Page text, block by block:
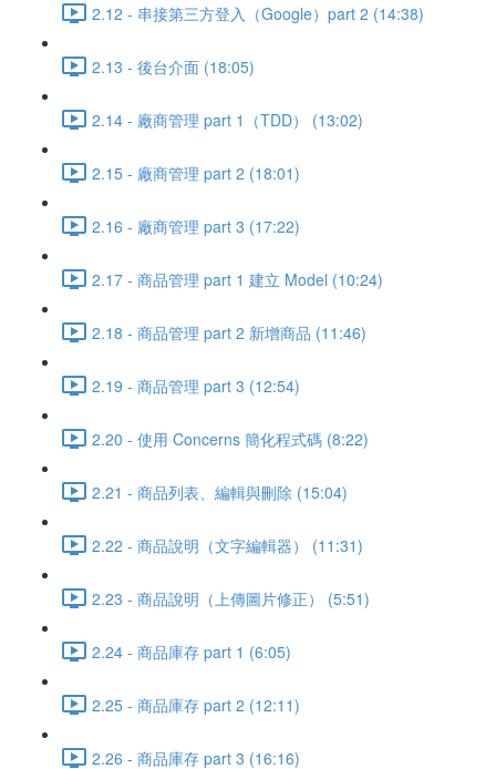
2.12 - 串接第三方登入（Google）part 2 (14:38)
2.13 - 後台介面 (18:05)
2.14 - 廠商管理 part 1（TDD） (13:02)
2.15 - 廠商管理 part 2 (18:01)
2.16 - 廠商管理 part 3 (17:22)
2.17 - 商品管理 part 1 建立 Model (10:24)
2.18 - 商品管理 part 2 新增商品 (11:46)
2.19 - 商品管理 part 3 (12:54)
2.20 - 使用 Concerns 簡化程式碼 (8:22)
2.21 - 商品列表、編輯與刪除 (15:04)
2.22 - 商品說明（文字編輯器） (11:31)
2.23 - 商品說明（上傳圖片修正） (5:51)
2.24 - 商品庫存 part 1 (6:05)
2.25 - 商品庫存 part 2 (12:11)
2.26 - 商品庫存 part 3 (16:16)